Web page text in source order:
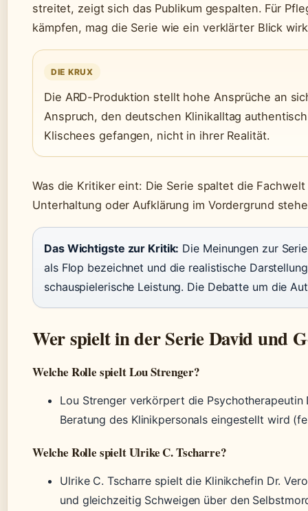
streitet, zeigt sich das Publikum gespalten. Für
kämpfen, mag die Serie wie ein verklärter Blick
DIE KRUX
Die ARD-Produktion stellt hohe Ansprüche an
Anspruch, den deutschen Klinikalltag
Klischees gefangen, nicht in ihrer Realität.
Was die Kritiker eint: Die Serie spaltet die
Unterhaltung oder Aufklärung im Vordergrund
Das Wichtigste zur Kritik: Die Meinungen zur
als Flop bezeichnet und die realistische
schauspielerische Leistung. Die Debatte um die
Wer spielt in der Serie David und
Welche Rolle spielt Lou Strenger?
Lou Strenger verkörpert die
Beratung des Klinikpersonals eingestellt wird
Welche Rolle spielt Ulrike C. Tscharre?
Ulrike C. Tscharre spielt die Klinikchefin Dr.
und gleichzeitig Schweigen über den